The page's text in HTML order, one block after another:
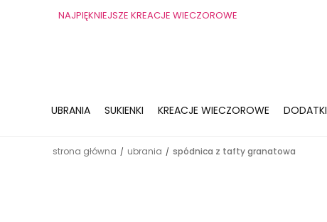
NAJPIĘKNIEJSZE KREACJE WIECZOROWE
UBRANIA SUKIENKI KREACJE WIECZOROWE DODATKI
strona główna / ubrania / spódnica z tafty granatowa